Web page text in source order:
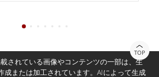
TOP
されている画像やコンテンツの一部は、生
成または加工されています。AIによって生成